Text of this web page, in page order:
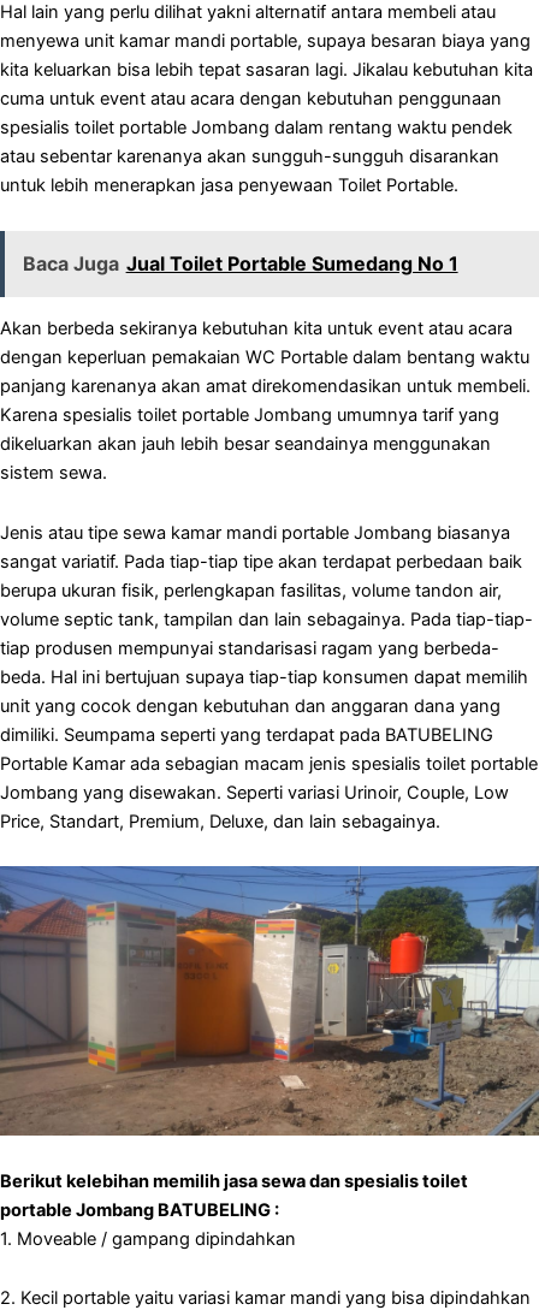
Hal lain yang perlu dilihat yakni alternatif antara membeli atau
menyewa unit kamar mandi portable, supaya besaran biaya yang
kita keluarkan bisa lebih tepat sasaran lagi. Jikalau kebutuhan kita
cuma untuk event atau acara dengan kebutuhan penggunaan
spesialis toilet portable Jombang dalam rentang waktu pendek
atau sebentar karenanya akan sungguh-sungguh disarankan
untuk lebih menerapkan jasa penyewaan Toilet Portable.
Baca Juga Jual Toilet Portable Sumedang No 1
Akan berbeda sekiranya kebutuhan kita untuk event atau acara
dengan keperluan pemakaian WC Portable dalam bentang waktu
panjang karenanya akan amat direkomendasikan untuk membeli.
Karena spesialis toilet portable Jombang umumnya tarif yang
dikeluarkan akan jauh lebih besar seandainya menggunakan
sistem sewa.
Jenis atau tipe sewa kamar mandi portable Jombang biasanya
sangat variatif. Pada tiap-tiap tipe akan terdapat perbedaan baik
berupa ukuran fisik, perlengkapan fasilitas, volume tandon air,
volume septic tank, tampilan dan lain sebagainya. Pada tiap-tiap-
tiap produsen mempunyai standarisasi ragam yang berbeda-
beda. Hal ini bertujuan supaya tiap-tiap konsumen dapat memilih
unit yang cocok dengan kebutuhan dan anggaran dana yang
dimiliki. Seumpama seperti yang terdapat pada BATUBELING
Portable Kamar ada sebagian macam jenis spesialis toilet portable
Jombang yang disewakan. Seperti variasi Urinoir, Couple, Low
Price, Standart, Premium, Deluxe, dan lain sebagainya.
Berikut kelebihan memilih jasa sewa dan spesialis toilet
portable Jombang BATUBELING :
1. Moveable / gampang dipindahkan
2. Kecil portable yaitu variasi kamar mandi yang bisa dipindahkan